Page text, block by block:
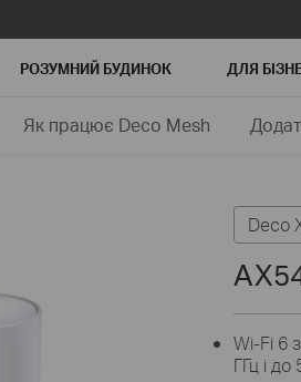
РОЗУМНИЙ БУДИНОК ДЛЯ
Як працює Deco Mesh
Deco
Wi-Fi 6
ГГц і до